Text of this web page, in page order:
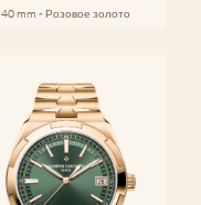
40 mm - Розовое золото